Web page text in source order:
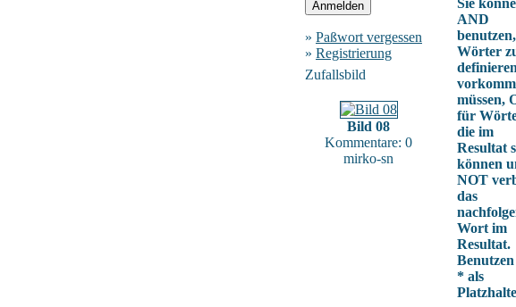
» Paßwort vergessen
» Registrierung
Zufallsbild
Bild 08
Kommentare: 0
mirko-sn
Sie
AND
Wörter
müssen,
für
die im
Resultat
können
NOT
das
Wort im
Resultat.
Benutzen
* als